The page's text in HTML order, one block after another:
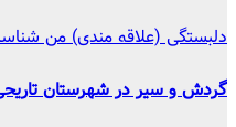
دلبستگی (علاقه مندی) من
گردش و سیر در شهرستان